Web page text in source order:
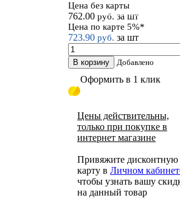
Цена без карты
762.00 руб. за шт
Цена по карте 5%*
723.90 руб. за шт
Стык широкий 100мм
В корзину Добавлено
Оформить в 1 клик
Цены действительны,
только при покупке в
интернет магазине
Привяжите дисконтную
карту в Личном
чтобы узнать вашу
на данный товар